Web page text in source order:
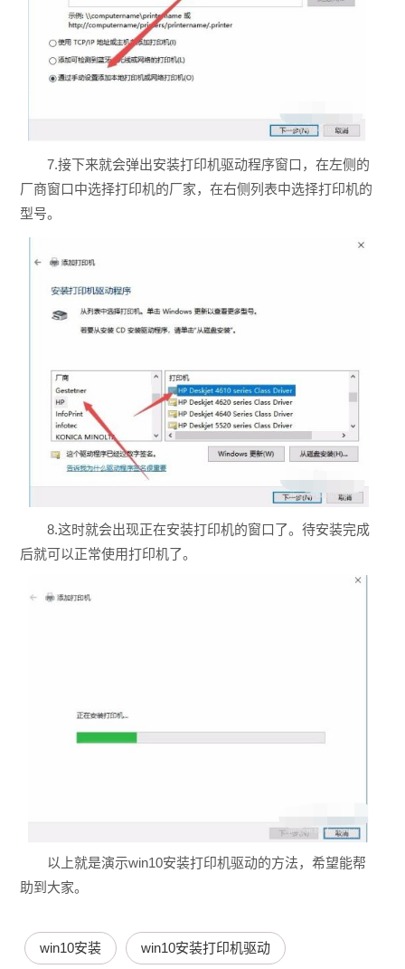
7.接下来就会弹出安装打印机驱动程序窗口，在左侧的
厂商窗口中选择打印机的厂家，在右侧列表中选择打印机的
型号。
8.这时就会出现正在安装打印机的窗口了。待安装完成
后就可以正常使用打印机了。
以上就是演示win10安装打印机驱动的方法，希望能帮
助到大家。
win10安装 win10安装打印机驱动